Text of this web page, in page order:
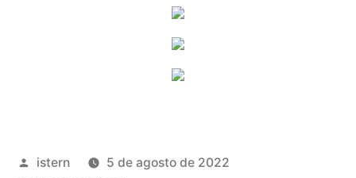
Publicado
istern
5 de agosto de 2022